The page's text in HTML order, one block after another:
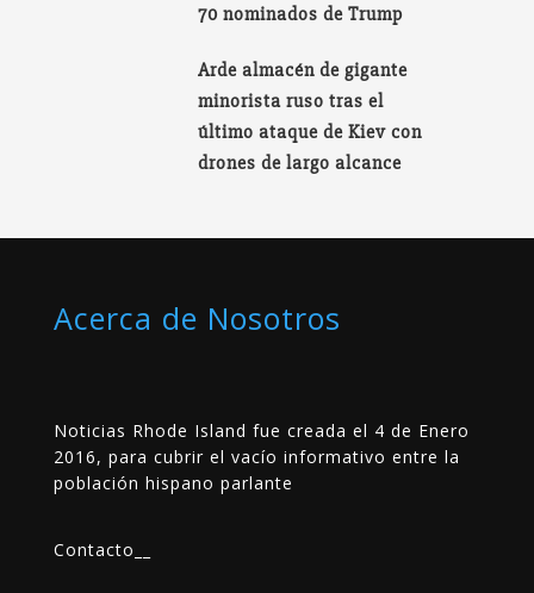
70 nominados de Trump
Arde almacén de gigante
minorista ruso tras el
último ataque de Kiev con
drones de largo alcance
Acerca de Nosotros
Noticias Rhode Island fue creada el 4 de Enero
2016, para cubrir el vacío informativo entre la
población hispano parlante
Contacto